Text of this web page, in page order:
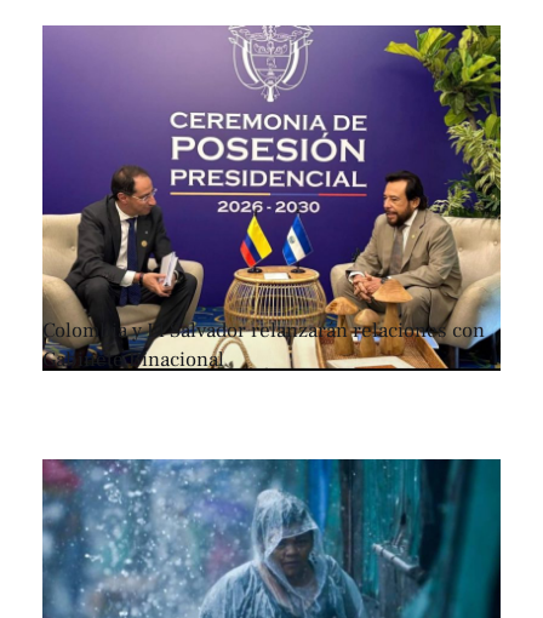
Colombia y El Salvador relanzarán relaciones con
Gabinete Binacional